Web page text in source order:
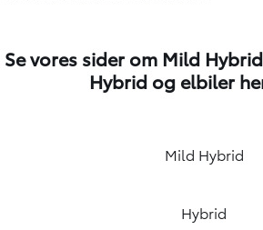
Se vores sider om Mild
Hybrid og elbiler
Mild Hybrid
Hybrid